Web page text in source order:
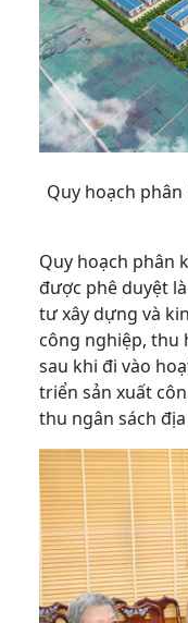
Quy hoạch
Quy hoạch phân
được phê duyệt
tư xây dựng và
công nghiệp, thu
sau khi đi vào
triển sản xuất
thu ngân sách